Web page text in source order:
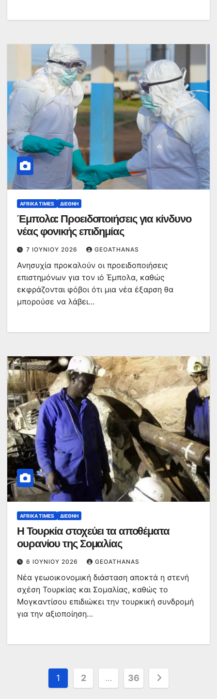
AFRIKA TIMES ΔΙΕΘΝΉ
Έμπολα: Προειδοποιήσεις για κίνδυνο
νέας φονικής επιδημίας
7 ΙΟΥΝΊΟΥ 2026 GEOATHANAS
Ανησυχία προκαλούν οι προειδοποιήσεις
επιστημόνων για τον ιό Έμπολα, καθώς
εκφράζονται φόβοι ότι μια νέα έξαρση θα
μπορούσε να λάβει…
AFRIKA TIMES ΔΙΕΘΝΉ
Η Τουρκία στοχεύει τα αποθέματα
ουρανίου της Σομαλίας
6 ΙΟΥΝΊΟΥ 2026 GEOATHANAS
Νέα γεωοικονομική διάσταση αποκτά η στενή
σχέση Τουρκίας και Σομαλίας, καθώς το
Μογκαντίσου επιδιώκει την τουρκική συνδρομή
για την αξιοποίηση…
Σελιδοποίηση
1 2 … 36